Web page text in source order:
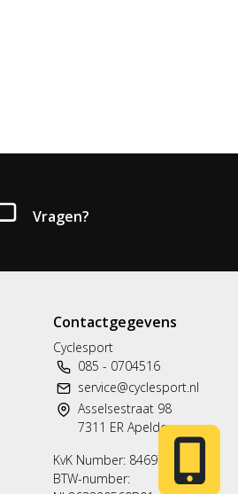
Vragen?
Contactgegevens
Cyclesport
085 - 0704516
service@cyclesport.nl
Asselsestraat 98
7311 ER Apeldoorn
KvK Number: 84697563
BTW-number:
een vraag?
contact met ons op.